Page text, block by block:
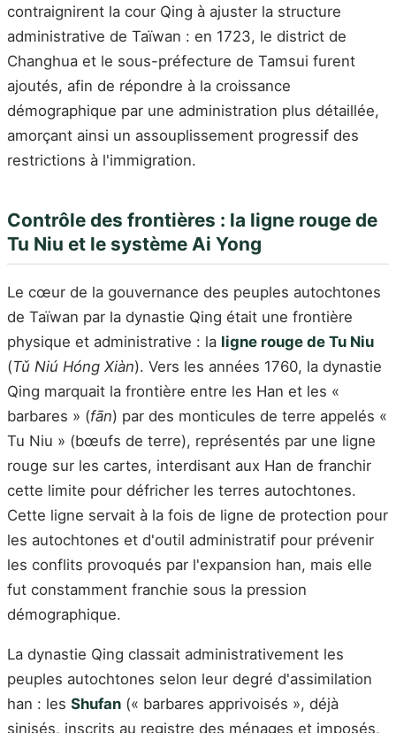
contraignirent la cour Qing à ajuster la structure
administrative de Taïwan : en 1723, le district de
Changhua et le sous-préfecture de Tamsui furent
ajoutés, afin de répondre à la croissance
démographique par une administration plus détaillée,
amorçant ainsi un assouplissement progressif des
restrictions à l'immigration.
Contrôle des frontières : la ligne rouge de
Tu Niu et le système Ai Yong
Le cœur de la gouvernance des peuples autochtones
de Taïwan par la dynastie Qing était une frontière
physique et administrative : la ligne rouge de Tu Niu
(Tǔ Niú Hóng Xiàn). Vers les années 1760, la dynastie
Qing marquait la frontière entre les Han et les «
barbares » (fān) par des monticules de terre appelés «
Tu Niu » (bœufs de terre), représentés par une ligne
rouge sur les cartes, interdisant aux Han de franchir
cette limite pour défricher les terres autochtones.
Cette ligne servait à la fois de ligne de protection pour
les autochtones et d'outil administratif pour prévenir
les conflits provoqués par l'expansion han, mais elle
fut constamment franchie sous la pression
démographique.
La dynastie Qing classait administrativement les
peuples autochtones selon leur degré d'assimilation
han : les Shufan (« barbares apprivoisés », déjà
sinisés, inscrits au registre des ménages et imposés,